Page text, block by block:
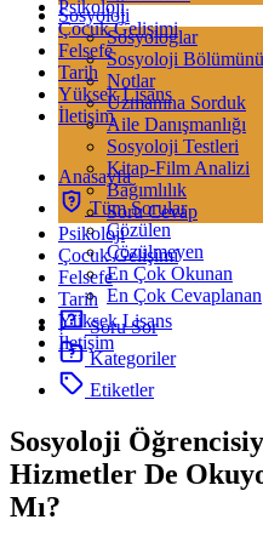
Sosyoloji
Sosyologlar
Sosyoloji
Notlar
Uzmanına Sorduk
Aile Danışmanlığı
Sosyoloji Testleri
Kitap-Film Analizi
Bağımlılık
Soru Cevap
Psikoloji
Çocuk Gelişimi
Felsefe
Tarih
Yüksek Lisans
İletişim
Psikoloji
Çocuk Gelişimi
Felsefe
Tarih
Yüksek Lisans
İletişim
Anasayfa
Tüm Sorular
Çözülen
Çözülmeyen
En Çok Okunan
En Çok Cevaplanan
Soru Sor
Kategoriler
Etiketler
Sosyoloji
Hizmetler De
Mı?